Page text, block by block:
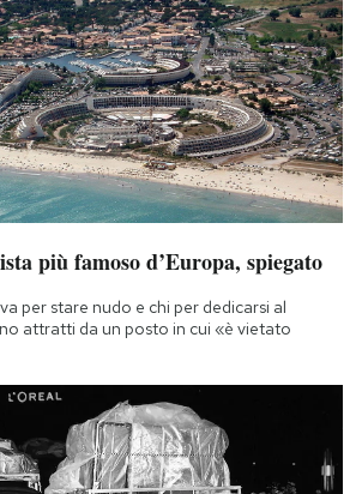
più famoso d’Europa, spiegato
per stare nudo e chi per dedicarsi al
attratti da un posto in cui «è vietato